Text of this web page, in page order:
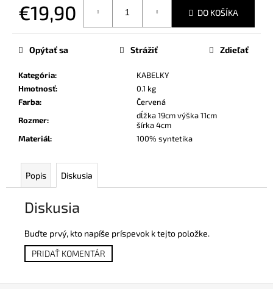
€19,90 DO KOŠÍKA
Kategória:
KABELKY
Hmotnosť:
0.1 kg
Farba:
Červená
Rozmer:
dĺžka 19cm výška 11cm
šírka 4cm
Materiál: 100% syntetika
Opýtať sa Strážiť Zdieľať
Popis Diskusia
Diskusia
Buďte prvý, kto napíše príspevok k tejto položke.
PRIDAŤ KOMENTÁR